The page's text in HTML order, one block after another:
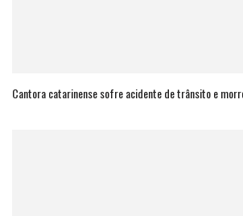
Cantora catarinense sofre acidente de trânsito e